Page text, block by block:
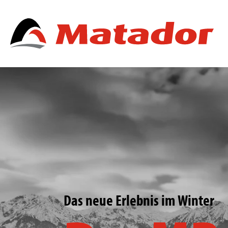
Das neue Erlebnis im Winter